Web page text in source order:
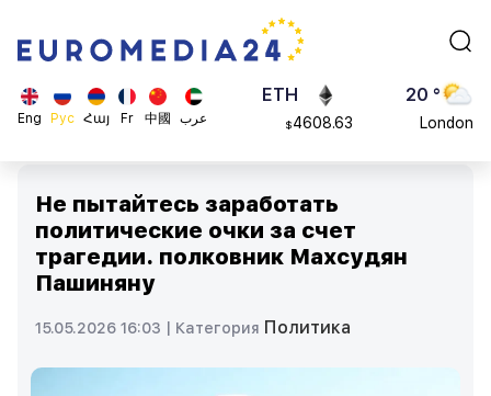
Eng Рус Հայ Fr 中國 عرب
ADA
0.868816
ETH
$4608.63
20 °
London
Не пытайтесь заработать
политические очки за счет
трагедии. полковник Махсудян
Пашиняну
15.05.2026 16:03 | Категория Политика